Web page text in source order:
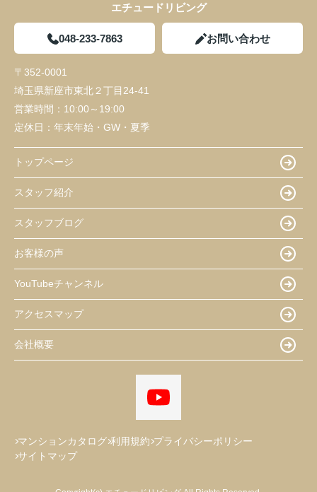
エチュードリビング
048-233-7863 お問い合わせ
〒352-0001
埼玉県新座市東北２丁目24-41
営業時間： 10:00～19:00
定休日： 年末年始・GW・夏季
トップページ
スタッフ紹介
スタッフブログ
お客様の声
YouTubeチャンネル
アクセスマップ
会社概要
マンションカタログ 利用規約 プライバシーポリシー
サイトマップ